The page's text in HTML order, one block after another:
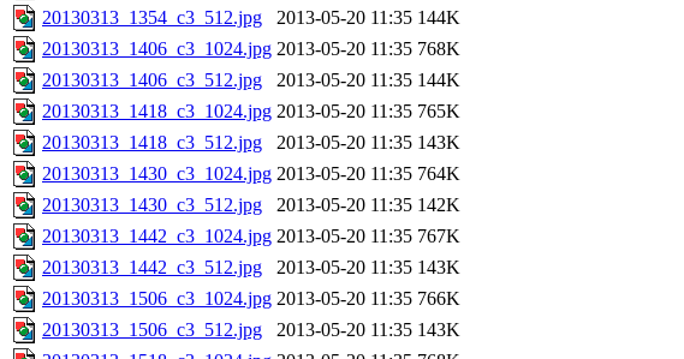
20130313_1354_c3_512.jpg
2013-05-20 11:35 144K
20130313_1406_c3_1024.jpg 2013-05-20 11:35 768K
20130313_1406_c3_512.jpg
2013-05-20 11:35 144K
20130313_1418_c3_1024.jpg 2013-05-20 11:35 765K
20130313_1418_c3_512.jpg
2013-05-20 11:35 143K
20130313_1430_c3_1024.jpg 2013-05-20 11:35 764K
20130313_1430_c3_512.jpg
2013-05-20 11:35 142K
20130313_1442_c3_1024.jpg 2013-05-20 11:35 767K
20130313_1442_c3_512.jpg
2013-05-20 11:35 143K
20130313_1506_c3_1024.jpg 2013-05-20 11:35 766K
20130313_1506_c3_512.jpg
2013-05-20 11:35 143K